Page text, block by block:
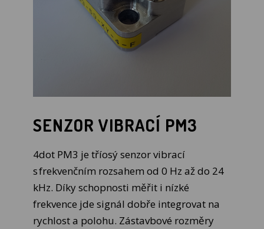
SENZOR VIBRACÍ PM3
4dot PM3 je tříosý senzor vibrací
s frekvenčním rozsahem od 0 Hz až do 24
kHz. Díky schopnosti měřit i nízké
frekvence jde signál dobře integrovat na
rychlost a polohu. Zástavbové rozměry